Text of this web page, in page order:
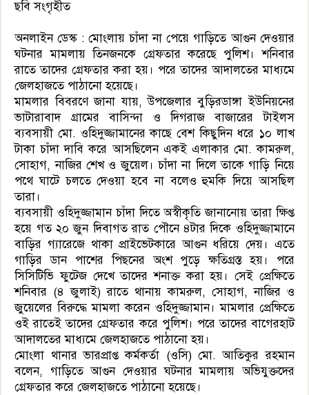
ছবি সংগৃহীত
অনলাইন ডেস্ক : মোংলায় চাঁদা না পেয়ে গাড়িতে আগুন দেওয়ার
ঘটনার মামলায় তিনজনকে গ্রেফতার করেছে পুলিশ। শনিবার
রাতে তাদের গ্রেফতার করা হয়। পরে তাদের আদালতের মাধ্যমে
জেলহাজতে পাঠানো হয়েছে।
মামলার বিবরণে জানা যায়, উপজেলার বুড়িরডাঙ্গা ইউনিয়নের
ভাটারাবাদ গ্রামের বাসিন্দা ও দিগরাজ বাজারের টাইলস
ব্যবসায়ী মো. ওহিদুজ্জামানের কাছে বেশ কিছুদিন ধরে ১০ লাখ
টাকা চাঁদা দাবি করে আসছিলেন একই এলাকার মো. কামরুল,
সোহাগ, নাজির শেখ ও জুয়েল। চাঁদা না দিলে তাকে গাড়ি নিয়ে
পথে ঘাটে চলতে দেওয়া হবে না বলেও হুমকি দিয়ে আসছিল
তারা।
ব্যবসায়ী ওহিদুজ্জামান চাঁদা দিতে অস্বীকৃতি জানানোয় তারা ক্ষিপ্ত
হয়ে গত ২০ জুন দিবাগত রাত পৌনে ৪টার দিকে ওহিদুজ্জামানে
বাড়ির গ্যারেজে থাকা প্রাইভেটকারে আগুন ধরিয়ে দেয়। এতে
গাড়ির ডান পাশের পিছনের অংশ পুড়ে ক্ষতিগ্রস্ত হয়। পরে
সিসিটিভি ফুটেজ দেখে তাদের শনাক্ত করা হয়। সেই প্রেক্ষিতে
শনিবার (৪ জুলাই) রাতে থানায় কামরুল, সোহাগ, নাজির ও
জুয়েলের বিরুদ্ধে মামলা করেন ওহিদুজ্জামান। মামলার প্রেক্ষিতে
ওই রাতেই তাদের গ্রেফতার করে পুলিশ। পরে তাদের বাগেরহাট
আদালতের মাধ্যমে জেলহাজতে পাঠানো হয়।
মোংলা থানার ভারপ্রাপ্ত কর্মকর্তা (ওসি) মো. আতিকুর রহমান
বলেন, গাড়িতে আগুন দেওয়ার ঘটনার মামলায় অভিযুক্তদের
গ্রেফতার করে জেলহাজতে পাঠানো হয়েছে।